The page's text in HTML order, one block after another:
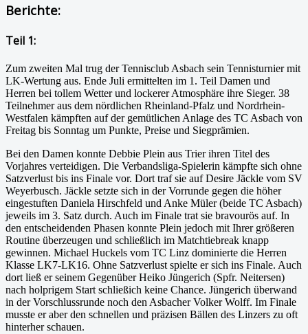
Berichte:
Teil 1:
Zum zweiten Mal trug der Tennisclub Asbach sein Tennisturnier mit
LK-Wertung aus. Ende Juli ermittelten im 1. Teil Damen und
Herren bei tollem Wetter und lockerer Atmosphäre ihre Sieger. 38
Teilnehmer aus dem nördlichen Rheinland-Pfalz und Nordrhein-
Westfalen kämpften auf der gemütlichen Anlage des TC Asbach von
Freitag bis Sonntag um Punkte, Preise und Siegprämien.
Bei den Damen konnte Debbie Plein aus Trier ihren Titel des
Vorjahres verteidigen. Die Verbandsliga-Spielerin kämpfte sich ohne
Satzverlust bis ins Finale vor. Dort traf sie auf Desire Jäckle vom SV
Weyerbusch. Jäckle setzte sich in der Vorrunde gegen die höher
eingestuften Daniela Hirschfeld und Anke Müler (beide TC Asbach)
jeweils im 3. Satz durch. Auch im Finale trat sie bravourös auf. In
den entscheidenden Phasen konnte Plein jedoch mit Ihrer größeren
Routine überzeugen und schließlich im Matchtiebreak knapp
gewinnen. Michael Huckels vom TC Linz dominierte die Herren
Klasse LK7-LK16. Ohne Satzverlust spielte er sich ins Finale. Auch
dort ließ er seinem Gegenüber Heiko Jüngerich (Spfr. Neitersen)
nach holprigem Start schließich keine Chance. Jüngerich überwand
in der Vorschlussrunde noch den Asbacher Volker Wolff. Im Finale
musste er aber den schnellen und präzisen Bällen des Linzers zu oft
hinterher schauen.